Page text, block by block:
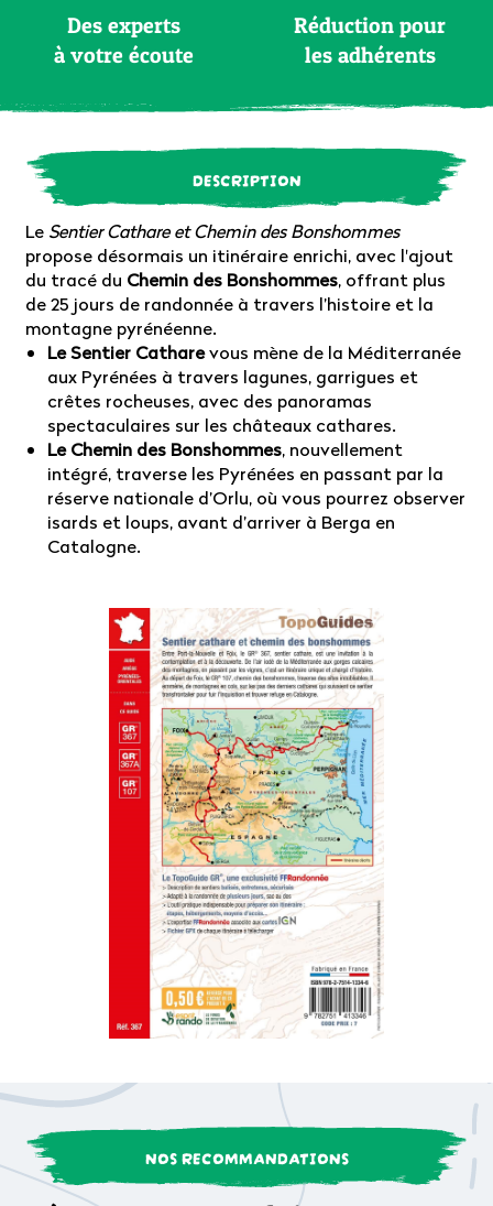
Des experts
à votre écoute
Réduction pour
les adhérents
DESCRIPTION
Le Sentier Cathare et Chemin des Bonshommes
propose désormais un itinéraire enrichi, avec l'ajout
du tracé du Chemin des Bonshommes, offrant plus
de 25 jours de randonnée à travers l’histoire et la
montagne pyrénéenne.
Le Sentier Catharevous mène de la Méditerranée
aux Pyrénées à travers lagunes, garrigues et
crêtes rocheuses, avec des panoramas
spectaculaires sur les châteaux cathares.
Le Chemin des Bonshommes, nouvellement
intégré, traverse les Pyrénées en passant par la
réserve nationale d’Orlu, où vous pourrez observer
isards et loups, avant d’arriver à Berga en
Catalogne.
NOS RECOMMANDATIONS